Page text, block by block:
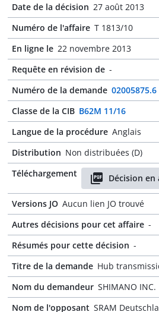
Date de la décision 27 août 2013
Numéro de l'affaire T 1813/10
En ligne le 22 novembre 2013
Requête en révision de -
Numéro de la demande 02005875.6
Classe de la CIB B62M 11/16
Langue de la procédure Anglais
Distribution Non distribuées (D)
Téléchargement
Décision en
Versions JO Aucun lien JO trouvé
Autres décisions pour cet affaire -
Résumés pour cette décision -
Titre de la demande Hub
Nom du demandeur SHIMANO INC.
Nom de l'opposant SRAM